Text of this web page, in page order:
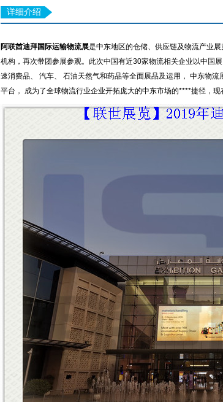
详细介绍
阿联酋迪拜国际运输物流展是中东地区的仓储、供应链及物流产业
机构，再次带团参展参观。此次中国有近30家物流相关企业以中国
速消费品、 汽车、 石油天然气和药品等全面展品及运用， 中东物
平台， 成为了全球物流行业企业开拓庞大的中东市场的****捷径，